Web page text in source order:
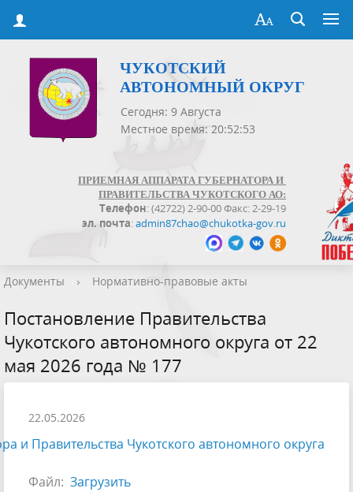
ЧУКОТСКИЙ
АВТОНОМНЫЙ ОКРУГ
Сегодня: 9 Августа
Местное время: 20:52:53
ПРИЕМНАЯ АППАРАТА ГУБЕРНАТОРА И
ПРАВИТЕЛЬСТВА ЧУКОТСКОГО АО:
Телефон: (42722) 2-90-00 Факс: 2-29-19
эл. почта:admin87chao@chukotka-gov.ru
Документы › Нормативно-правовые акты
Постановление Правительства
Чукотского автономного округа от 22
мая 2026 года № 177
22.05.2026
и Правительства Чукотского автономного округа
Файл: Загрузить